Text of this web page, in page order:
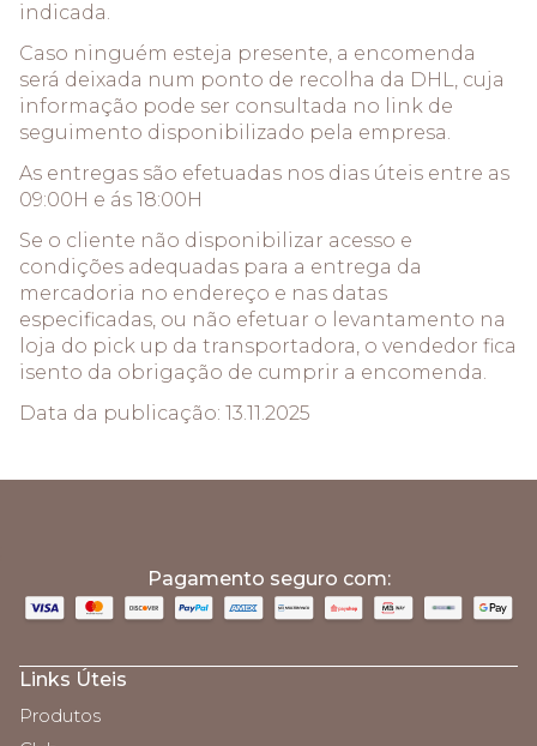
indicada.
Caso ninguém esteja presente, a encomenda
será deixada num ponto de recolha da DHL, cuja
informação pode ser consultada no link de
seguimento disponibilizado pela empresa.
As entregas são efetuadas nos dias úteis entre as
09:00H e ás 18:00H
Se o cliente não disponibilizar acesso e
condições adequadas para a entrega da
mercadoria no endereço e nas datas
especificadas, ou não efetuar o levantamento na
loja do pick up da transportadora, o vendedor fica
isento da obrigação de cumprir a encomenda.
Data da publicação: 13.11.2025
Pagamento seguro com:
Links Úteis
Produtos